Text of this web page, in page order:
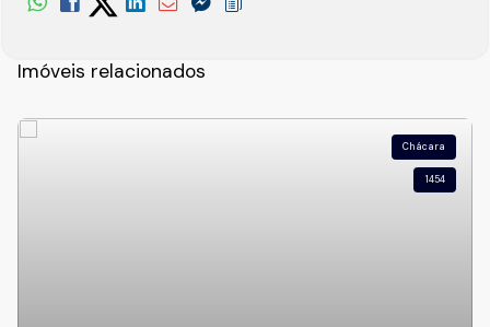
Imóveis relacionados
Chácara
1454